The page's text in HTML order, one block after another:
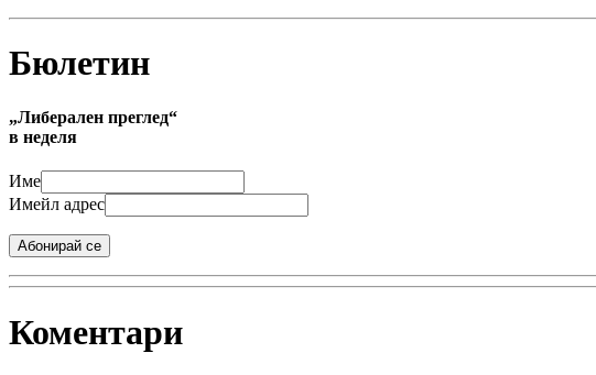
Бюлетин
„Либерален преглед“
в неделя
Име
Имейл адрес
Абонирай се
Коментари